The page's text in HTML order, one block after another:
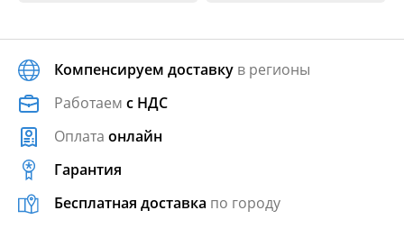
Компенсируем доставку в регионы
Работаем с НДС
Оплата онлайн
Гарантия
Бесплатная доставка по городу